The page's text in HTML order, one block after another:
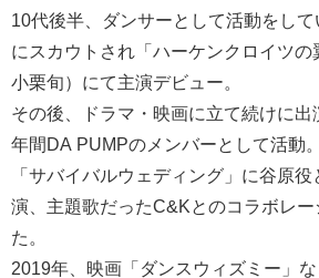
10代後半、ダンサーとして活動をし
にスカウトされ「ハーケンクロイツの
小栗旬）にて主演デビュー。
その後、ドラマ・映画に立て続けに
年間DA PUMPのメンバーとして活動
「サバイバルウェディング」に谷原
演、主題歌だったC&Kとのコラボレ
た。
2019年、映画「ダンスウィズミー」